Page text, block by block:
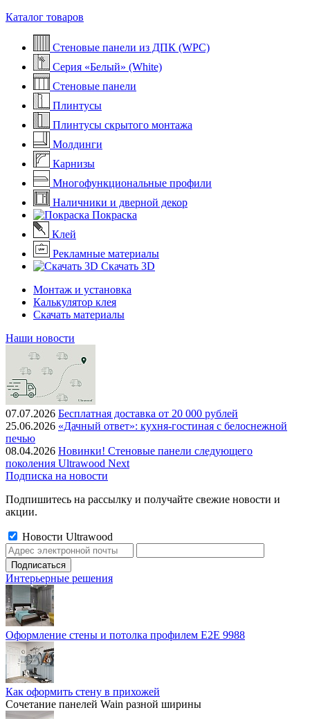
Каталог товаров
Стеновые панели из ДПК (WPC)
Серия «Белый» (White)
Стеновые панели
Плинтусы
Плинтусы скрытого монтажа
Молдинги
Карнизы
Многофункциональные профили
Наличники и дверной декор
Покраска
Клей
Рекламные материалы
Скачать 3D
Монтаж и установка
Калькулятор клея
Скачать материалы
Наши новости
07.07.2026 Бесплатная доставка от 20 000 рублей
25.06.2026 «Дачный ответ»: кухня-гостиная с белоснежной
печью
08.04.2026 Новинки! Стеновые панели следующего
поколения Ultrawood Next
Подписка на новости
Подпишитесь на рассылку и получайте свежие новости и
акции.
Новости Ultrawood
Интерьерные решения
Оформление стены и потолка профилем E2E 9988
Как оформить стену в прихожей
Сочетание панелей Wain разной ширины